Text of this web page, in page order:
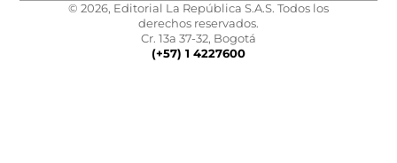
© 2026, Editorial La República S.A.S. Todos los
derechos reservados.
Cr. 13a 37-32, Bogotá
(+57) 1 4227600